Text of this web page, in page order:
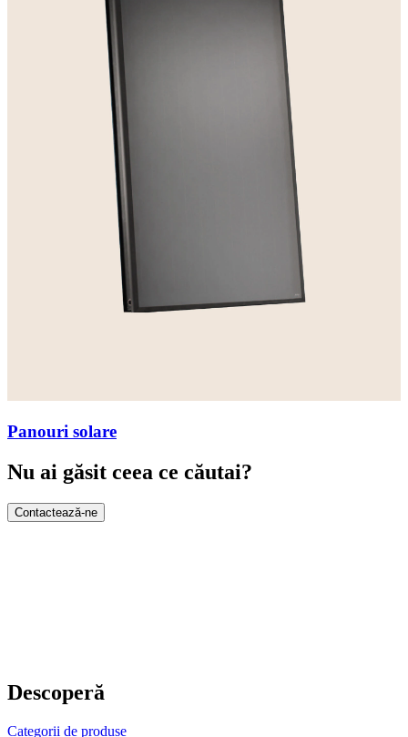
Panouri solare
Nu ai găsit ceea ce căutai?
Contactează-ne
Descoperă
Categorii de produse